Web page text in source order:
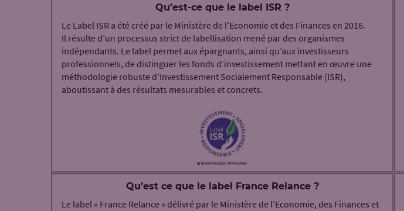
Qu’est-ce que le label ISR ?
Le Label ISR a été créé par le Ministère de l’Economie et des Finances en 2016.
Il résulte d’un processus strict de labellisation mené par des organismes
indépendants. Le label permet aux épargnants, ainsi qu’aux investisseurs
professionnels, de distinguer les fonds d’investissement mettant en œuvre une
méthodologie robuste d’Investissement Socialement Responsable (ISR),
aboutissant à des résultats mesurables et concrets.
Qu’est ce que le label France Relance ?
Le label « France Relance » délivré par le Ministère de l’Economie, des Finances et